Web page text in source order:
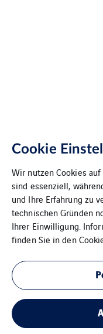
Cookie
Wir nutzen Cookies
sind essenziell,
und Ihre Erfahrung zu
technischen Gründen
Ihrer Einwilligung.
finden Sie in den